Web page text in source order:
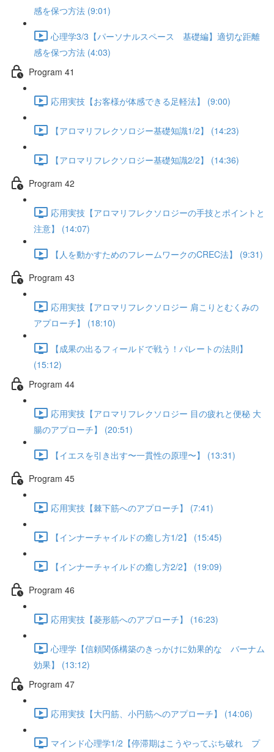
感を保つ方法 (9:01)
心理学3/3【パーソナルスペース 基礎編】適切な距離
感を保つ方法 (4:03)
Program 41
応用実技【お客様が体感できる足軽法】 (9:00)
【アロマリフレクソロジー基礎知識1/2】 (14:23)
【アロマリフレクソロジー基礎知識2/2】 (14:36)
Program 42
応用実技【アロマリフレクソロジーの手技とポイントと
注意】 (14:07)
【人を動かすためのフレームワークのCREC法】 (9:31)
Program 43
応用実技【アロマリフレクソロジー 肩こりとむくみの
アプローチ】 (18:10)
【成果の出るフィールドで戦う！パレートの法則】
(15:12)
Program 44
応用実技【アロマリフレクソロジー 目の疲れと便秘 大
腸のアプローチ】 (20:51)
【イエスを引き出す〜一貫性の原理〜】 (13:31)
Program 45
応用実技【棘下筋へのアプローチ】 (7:41)
【インナーチャイルドの癒し方1/2】 (15:45)
【インナーチャイルドの癒し方2/2】 (19:09)
Program 46
応用実技【菱形筋へのアプローチ】 (16:23)
心理学【信頼関係構築のきっかけに効果的な バーナム
効果】 (13:12)
Program 47
応用実技【大円筋、小円筋へのアプローチ】 (14:06)
マインド心理学1/2【停滞期はこうやってぶち破れ プ